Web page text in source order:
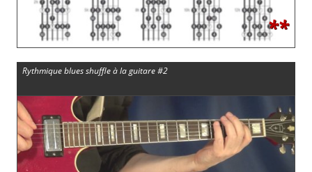
**
Rythmique blues shuffle à la guitare #2